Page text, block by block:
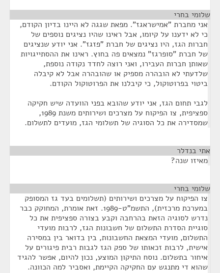
שלומי בחרי
אני מחברת "אמישראגז". מפאת שגגה לא היינו בדיון הקודם,
כי לא ידענו על קיומו, אבל ראינו שהיו נציגים נוספים של
חברות הגז, היו נציגים של חברת "פזגז". אני יודע שנציגים
של חברת "סופרגז" נמצאים פה בחוץ. ראינו את ההסתייגויות
שאותן חברות העבירו, ואני רוצה לחדד נקודה נוספת,
שלדעתי לא הובהרה מספיק או שהובהרה אבל לא קיבלה
ביטוי בפרוטוקול, כי קיבלנו את הפרוטוקול הקודם.
לגבי תחום הגז, אני יודע שהובא בפני הוועדה שיש חקיקה
ספציפית, צו הפיקוח על מצרכים ושירותים משנת 1989,
שמסדירה את כל הסוגיה של תשלומי הגז, מועדים לתשלום.
אתי בנדלר
מאיזו שנה?
שלומי בחרי
צו הפיקוח על מצרכים ושירותים (תשלומים בעד גז המסופק
במערכת מרכזית), התשמ"ט-1989. זאת אומרת, המחוקק כבר
נדרש לסוגיה הזאת בהרחבה וקבע בצורה ספציפית את כל
סוגיית הסדרת התשלום של חשבונות הגז, לרבות מועדי
התשלום, מועדי המצאת החשבונות, בין בדואר בין במסירה
אישית, לרבות זכאותו של ספק הגז לגבות רבית פיגורים על
איחור בתשלום. נוסח התיקון המוצע, נכון להיום, אפשר להגיד
שהוא די מתנגש עם החקיקה הקיימת, ואסביר למה הכוונה.